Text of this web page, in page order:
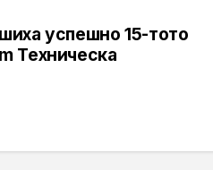
успешно 15-тото
Техническа